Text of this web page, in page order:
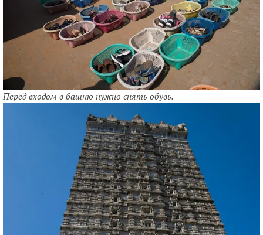
Перед входом в башню нужно снять обувь.